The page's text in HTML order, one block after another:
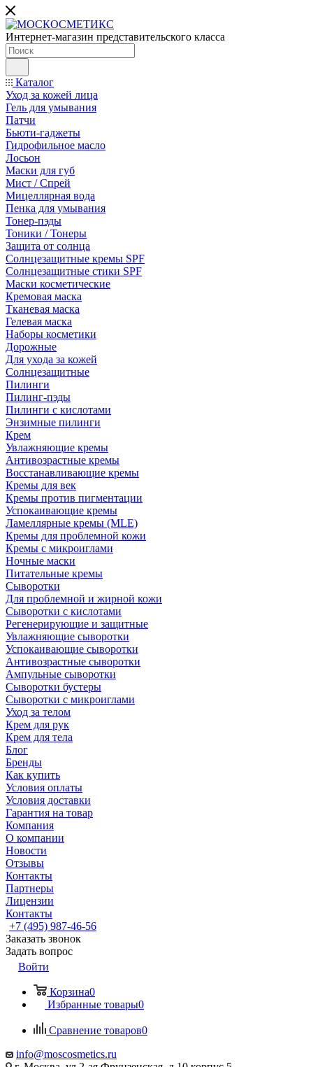
Интернет-магазин представительского класса
Каталог
Уход за кожей лица
Гель для умывания
Патчи
Бьюти-гаджеты
Гидрофильное масло
Лосьон
Маски для губ
Мист / Спрей
Мицеллярная вода
Пенка для умывания
Тонер-пэды
Тоники / Тонеры
Защита от солнца
Солнцезащитные кремы SPF
Солнцезащитные стики SPF
Маски косметические
Кремовая маска
Тканевая маска
Гелевая маска
Наборы косметики
Дорожные
Для ухода за кожей
Солнцезащитные
Пилинги
Пилинг-пэды
Пилинги с кислотами
Энзимные пилинги
Крем
Увлажняющие кремы
Антивозрастные кремы
Восстанавливающие кремы
Кремы для век
Кремы против пигментации
Успокаивающие кремы
Ламеллярные кремы (MLE)
Кремы для проблемной кожи
Кремы с микроиглами
Ночные маски
Питательные кремы
Сыворотки
Для проблемной и жирной кожи
Сыворотки с кислотами
Регенерирующие и защитные
Увлажняющие сыворотки
Успокаивающие сыворотки
Антивозрастные сыворотки
Ампульные сыворотки
Сыворотки бустеры
Сыворотки с микроиглами
Уход за телом
Крем для рук
Крем для тела
Блог
Бренды
Как купить
Условия оплаты
Условия доставки
Гарантия на товар
Компания
О компании
Новости
Отзывы
Контакты
Партнеры
Лицензии
Контакты
+7 (495) 987-46-56
Заказать звонок
Задать вопрос
Войти
Корзина0
Избранные товары0
Сравнение товаров0
info@moscosmetics.ru